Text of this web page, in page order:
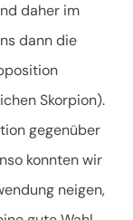
daher im
dann die
Skorpion).
gegenüber
konnten wir
neigen,